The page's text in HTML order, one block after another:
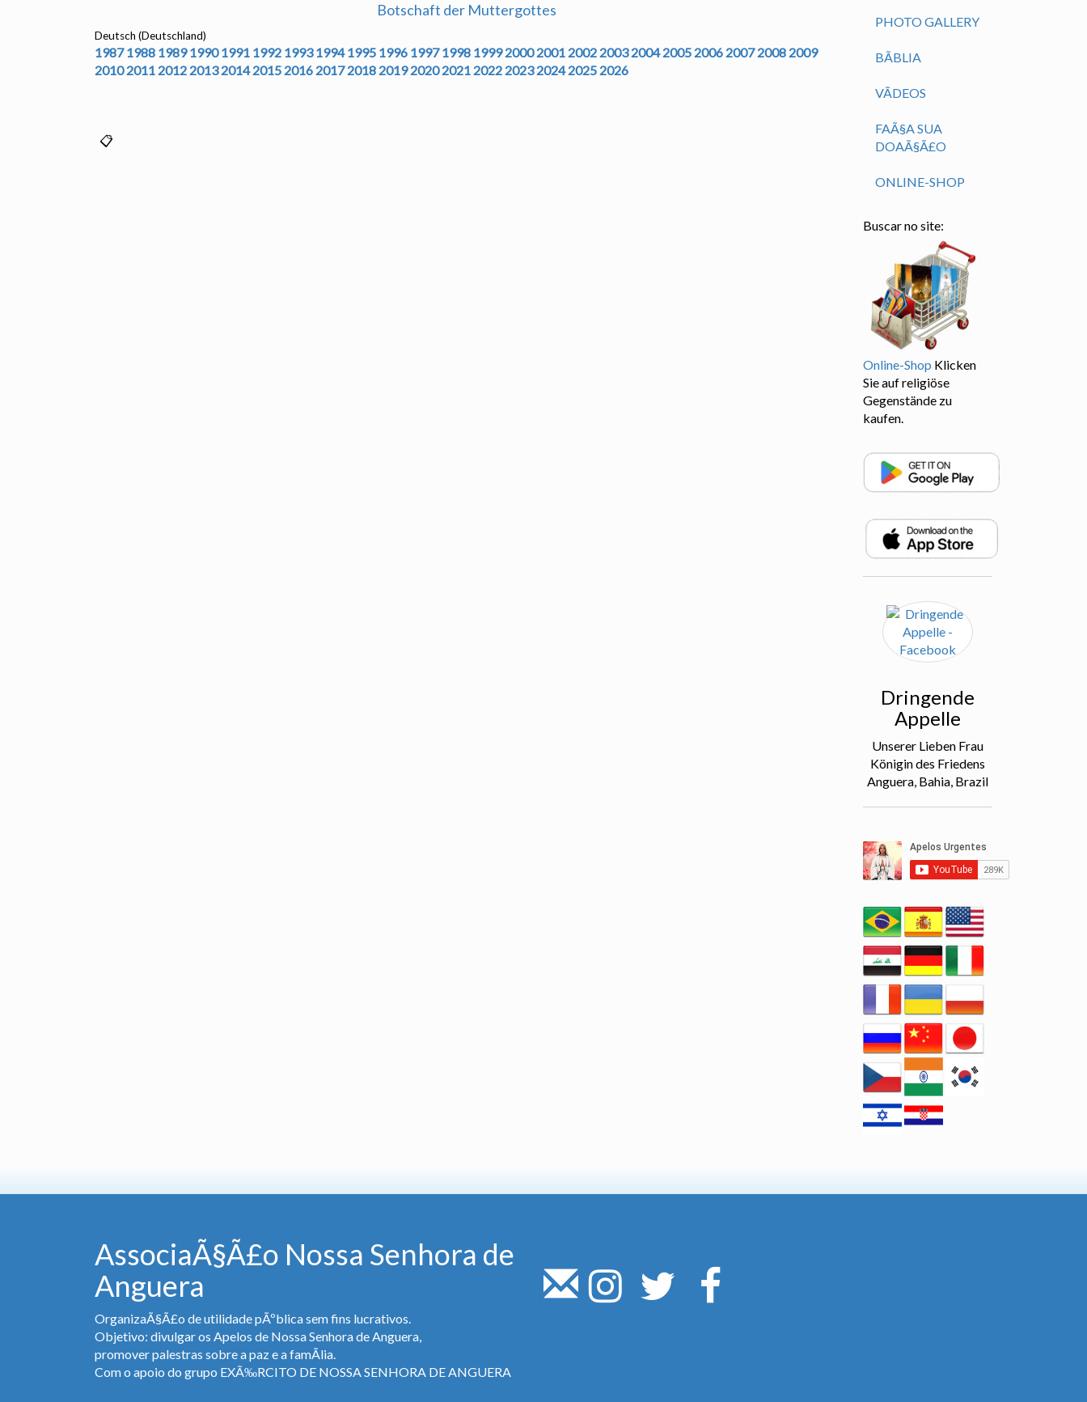
Botschaft der Muttergottes
Deutsch (Deutschland)
1987 1988 1989 1990 1991 1992 1993 1994 1995 1996 1997 1998 1999 2000 2001 2002 2003 2004 2005 2006 2007 2008 2009
2010 2011 2012 2013 2014 2015 2016 2017 2018 2019 2020 2021 2022 2023 2024 2025 2026
PHOTO GALLERY
BÃ­BLIA
VÃ­DEOS
FAÃ§A SUA
DOAÃ§Ã£O
ONLINE-SHOP
Buscar no site:
Online-Shop Klicken
Sie auf religiöse
Gegenstände zu
kaufen.
Dringende
Appelle
Unserer Lieben Frau
Königin des Friedens
Anguera, Bahia, Brazil
AssociaÃ§Ã£o Nossa Senhora de
Anguera
OrganizaÃ§Ã£o de utilidade pÃºblica sem fins lucrativos.
Objetivo: divulgar os Apelos de Nossa Senhora de Anguera,
promover palestras sobre a paz e a famÃ­lia.
Com o apoio do grupo EXÃ‰RCITO DE NOSSA SENHORA DE ANGUERA